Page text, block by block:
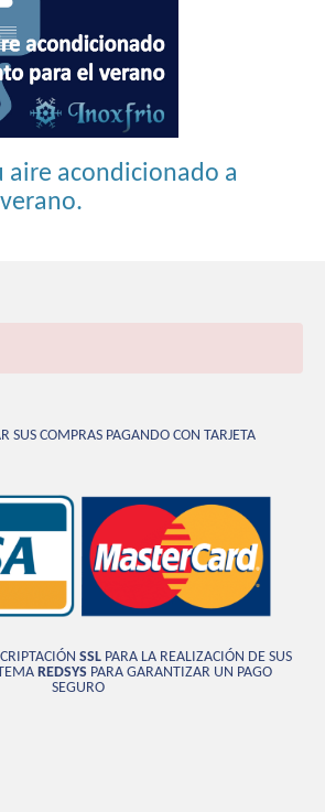
aire acondicionado a
SUS COMPRAS PAGANDO CON TARJETA
SSL PARA LA REALIZACIÓN DE SUS
REDSYS PARA GARANTIZAR UN PAGO
SEGURO